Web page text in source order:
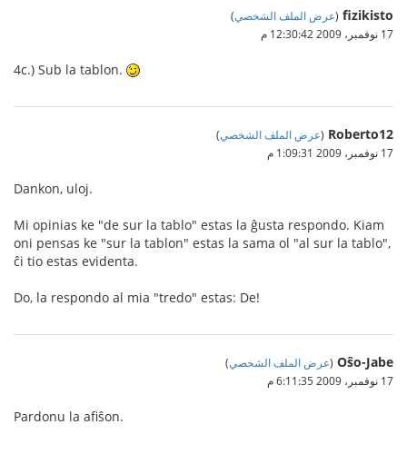
fizikisto
(عرض الملف الشخصي)
17 نوفمبر، 2009 12:30:42 م
4c.) Sub la tablon.
Roberto12
(عرض الملف الشخصي)
17 نوفمبر، 2009 1:09:31 م
Dankon, uloj.
Mi opinias ke "de sur la tablo" estas la ĝusta respondo. Kiam
oni pensas ke "sur la tablon" estas la sama ol "al sur la tablo",
ĉi tio estas evidenta.
Do, la respondo al mia "tredo" estas: De!
Oŝo-Jabe
(عرض الملف الشخصي)
17 نوفمبر، 2009 6:11:35 م
Pardonu la afiŝon.